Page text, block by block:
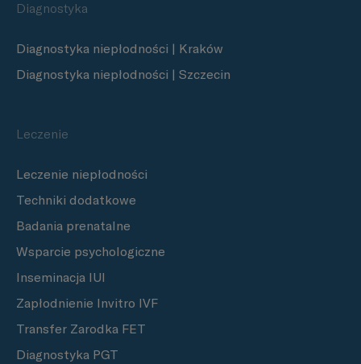
Diagnostyka
Diagnostyka niepłodności | Kraków
Diagnostyka niepłodności | Szczecin
Leczenie
Leczenie niepłodności
Techniki dodatkowe
Badania prenatalne
Wsparcie psychologiczne
Inseminacja IUI
Zapłodnienie Invitro IVF
Transfer Zarodka FET
Diagnostyka PGT